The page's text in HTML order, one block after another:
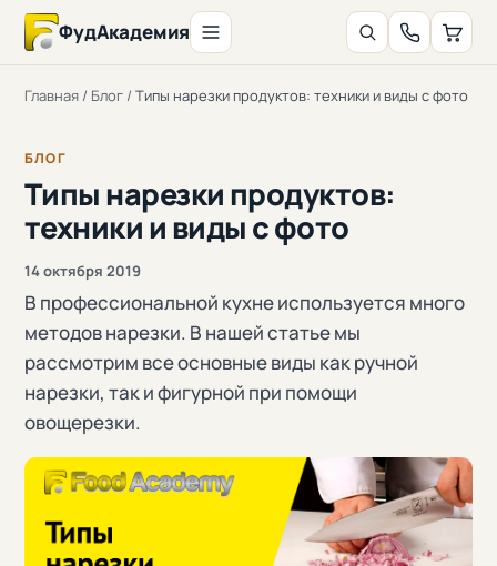
ФудАкадемия
Главная / Блог / Типы нарезки продуктов: техники и виды с фото
БЛОГ
Типы нарезки продуктов:
техники и виды с фото
14 октября 2019
В профессиональной кухне используется много
методов нарезки. В нашей статье мы
рассмотрим все основные виды как ручной
нарезки, так и фигурной при помощи
овощерезки.